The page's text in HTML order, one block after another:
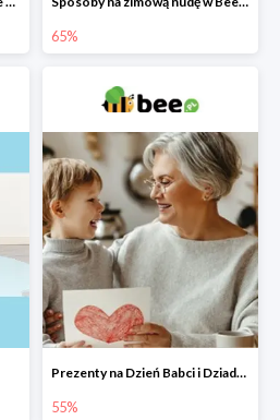
65%
Prezenty na Dzień Babci i Dziadka w Bee do -55%
55%